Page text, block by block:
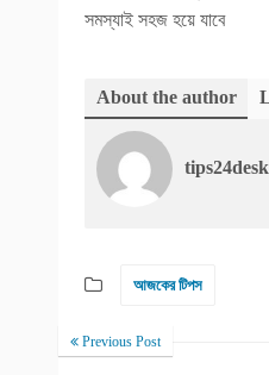
সমস্যাই সহজ হয়ে যাবে
About the author
tips24desk
আজকের টিপস
Previous Post